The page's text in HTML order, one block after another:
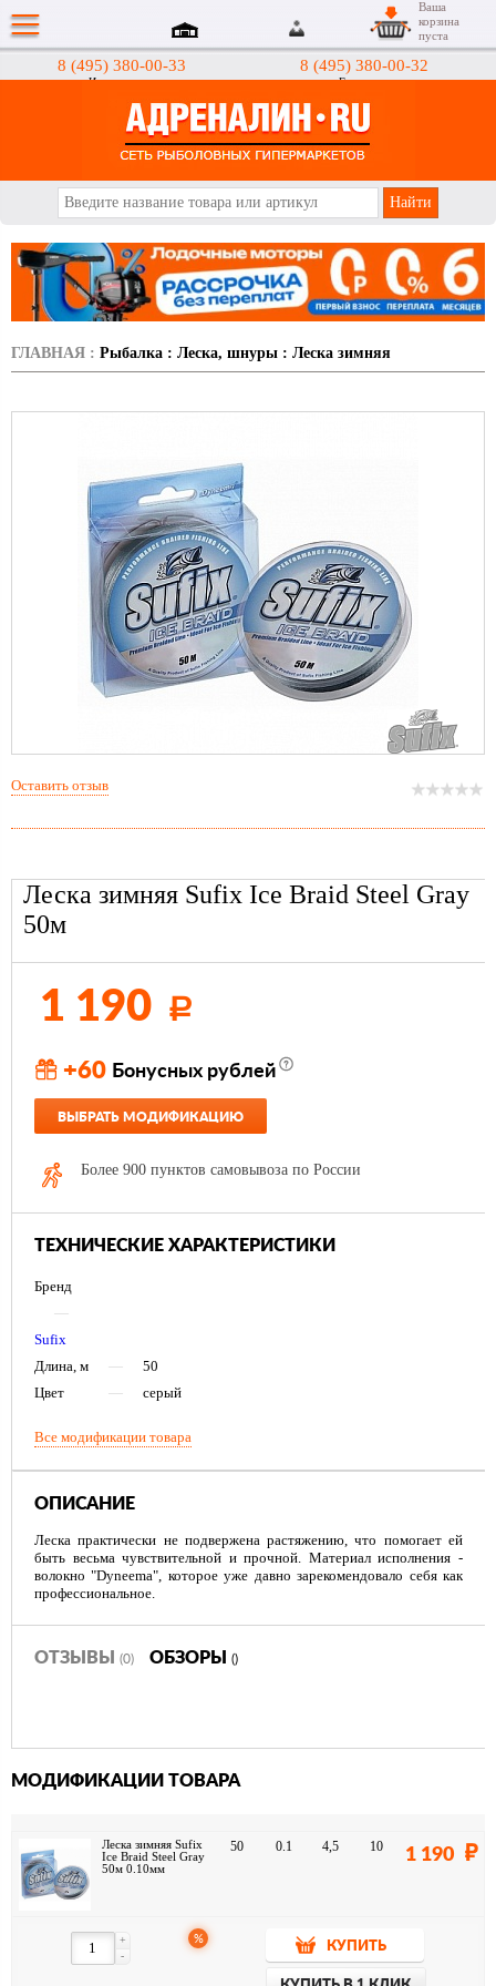
8 (495) 380-00-33
Интернет-магазин
8 (495) 380-00-32
Гипермаркеты
Ваша
корзина
пуста
ГЛАВНАЯ : Рыбалка : Леска, шнуры : Леска зимняя
Леска зимняя Sufix Ice Braid Steel Gray
50м
1 190 Р
+60 Бонусных рублей
ВЫБРАТЬ МОДИФИКАЦИЮ
Более 900 пунктов самовывоза по России
ТЕХНИЧЕСКИЕ ХАРАКТЕРИСТИКИ
Бренд
—
Sufix
Длина, м
—
50
Цвет
— серый
Все модификации товара
ОПИСАНИЕ
Леска практически не подвержена растяжению, что помогает ей
быть весьма чувствительной и прочной. Материал исполнения -
волокно "Dyneema", которое уже давно зарекомендовало себя как
профессиональное.
ОТЗЫВЫ (0) ОБЗОРЫ ()
Оставить отзыв
МОДИФИКАЦИИ ТОВАРА
Леска зимняя Sufix
Ice Braid Steel Gray
50м 0.10мм
50 0.1 4,5 10 1 190
-
+ %
КУПИТЬ